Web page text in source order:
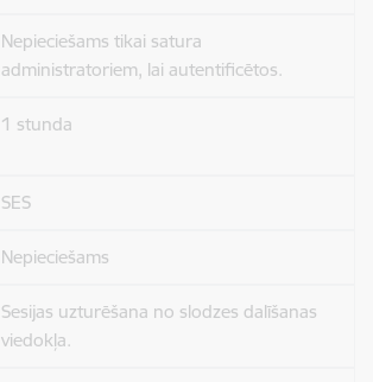
Nepieciešams tikai satura
administratoriem, lai autentificētos.
1 stunda
SES
Nepieciešams
Sesijas uzturēšana no slodzes dalīšanas
viedokļa.